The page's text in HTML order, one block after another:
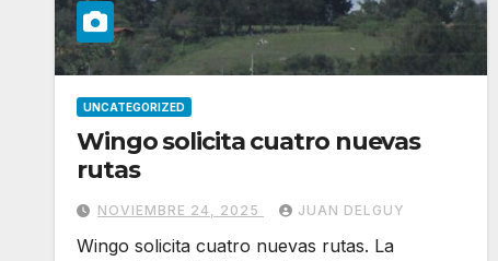
UNCATEGORIZED
Wingo solicita cuatro nuevas
rutas
NOVIEMBRE 24, 2025 JUAN DELGUY
Wingo solicita cuatro nuevas rutas. La